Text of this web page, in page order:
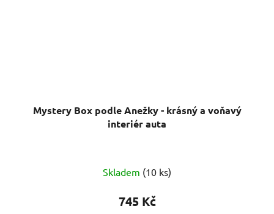
Mystery Box podle Anežky - krásný a voňavý
interiér auta
Skladem (10 ks)
745 Kč